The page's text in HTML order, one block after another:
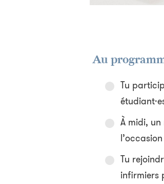
Au
Tu
À midi,
Tu
infirmiers